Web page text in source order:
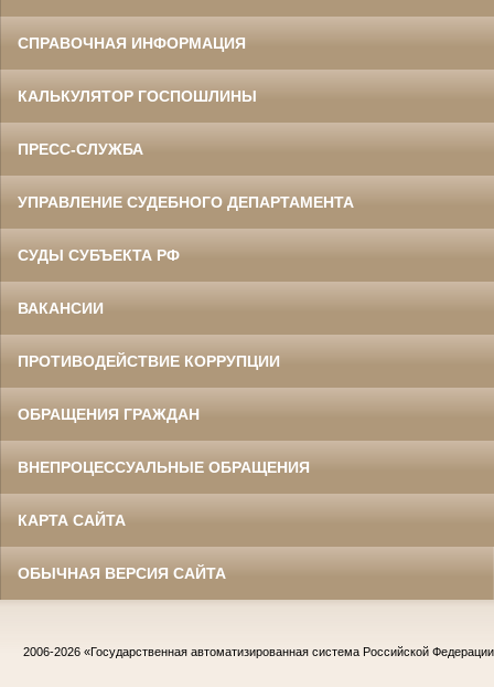
СПРАВОЧНАЯ ИНФОРМАЦИЯ
КАЛЬКУЛЯТОР ГОСПОШЛИНЫ
ПРЕСС-СЛУЖБА
УПРАВЛЕНИЕ СУДЕБНОГО ДЕПАРТАМЕНТА
СУДЫ СУБЪЕКТА РФ
ВАКАНСИИ
ПРОТИВОДЕЙСТВИЕ КОРРУПЦИИ
ОБРАЩЕНИЯ ГРАЖДАН
ВНЕПРОЦЕССУАЛЬНЫЕ ОБРАЩЕНИЯ
КАРТА САЙТА
ОБЫЧНАЯ ВЕРСИЯ САЙТА
2006-2026 «Государственная автоматизированная система Российской